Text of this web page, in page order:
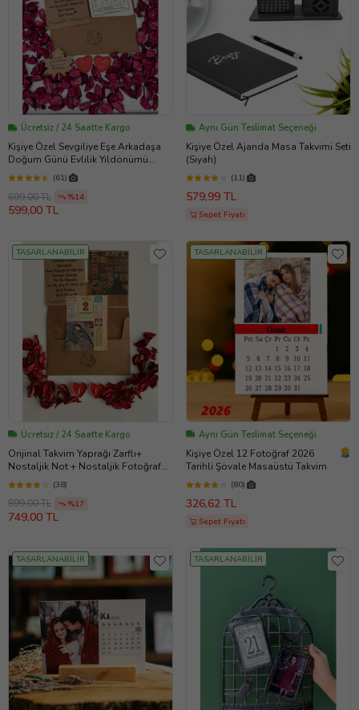
Ücretsiz / 24 Saatte Kargo
Kişiye Özel Sevgiliye Eşe Arkadaşa
Doğum Günü Evlilik Yıldönümü
Hediye Takvim Yaprağı NOSTALJİK
ZARFLI
(61)
699,00 TL %14
599,00 TL
Aynı Gün Teslimat Seçeneği
Kişiye Özel Ajanda Masa Takvimi Seti
(Siyah)
(11)
579,99 TL
Sepet Fiyatı
TASARLANABİLİR
Ücretsiz / 24 Saatte Kargo
Orijinal Takvim Yaprağı Zarflı+
Nostaljik Not + Nostaljik Fotoğraf
ile birlikte UNUTULMAYACAK BİR
HEDİYE . (Doğum günü-Tanışma-
Yıldönümü Tarihleri)
(38)
899,00 TL %17
749,00 TL
TASARLANABİLİR
Aynı Gün Teslimat Seçeneği
Kişiye Özel 12 Fotoğraf 2026
Tarihli Şövale Masaüstü Takvim
(80)
326,62 TL
Sepet Fiyatı
TASARLANABİLİR TASARLANABİLİR